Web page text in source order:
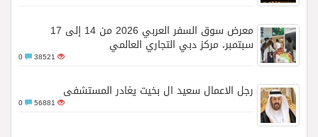
معرض سوق السفر العربي 2026 من 14 إلى 17
سبتمبر، مركز دبي التجاري العالمي
38521
رجل الاعمال سعيد ال بخيت يغادر المستشفى
56881